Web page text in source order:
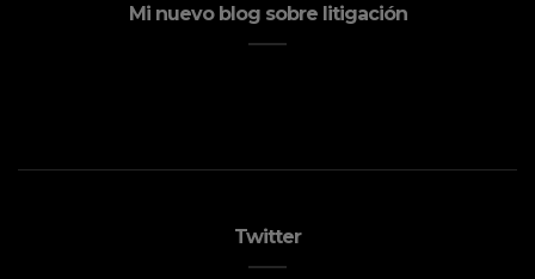
Mi nuevo blog sobre litigación
Twitter